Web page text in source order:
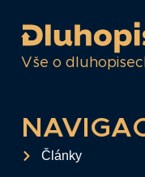
Vše o
Články